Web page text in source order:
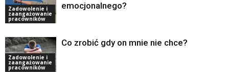
Zadowolenie i
zaangażowanie
pracowników
emocjonalnego?
Zadowolenie i
zaangażowanie
pracowników
Co zrobić gdy on mnie nie chce?